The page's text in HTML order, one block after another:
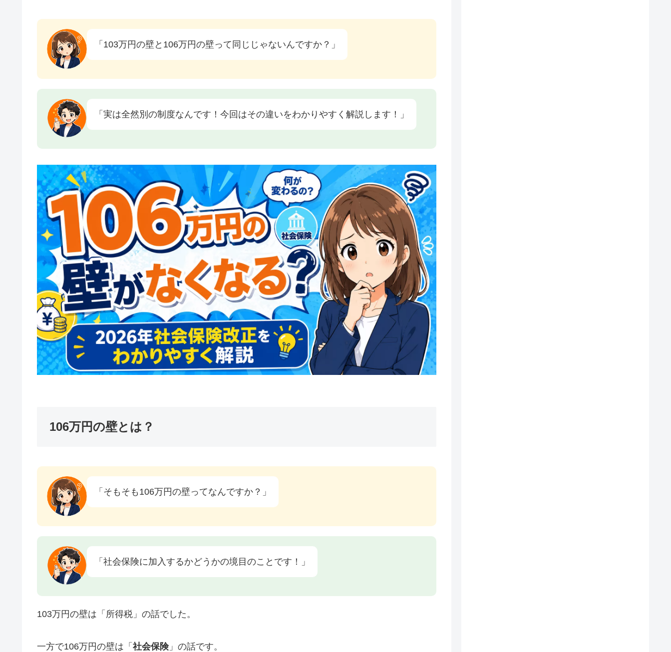
「103万円の壁と106万円の壁って同じじゃないんですか？」
「実は全然別の制度なんです！今回はその違いをわかりやすく解説します！」
106万円の壁とは？
「そもそも106万円の壁ってなんですか？」
「社会保険に加入するかどうかの境目のことです！」
103万円の壁は「所得税」の話でした。
一方で106万円の壁は「 社会保険」の話です。